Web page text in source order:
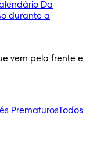
Da
durante a
vem pela frente e
PrematurosTodos